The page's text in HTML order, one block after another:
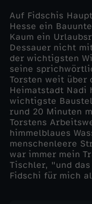
a
u
f
d
e
n
Auf Fidschis
Hesse ein
Kaum ein
Dessauer nicht
der wichtigsten
seine
Torsten weit über
Heimatstadt Nadi
wichtigste
rund 20 Minuten
Torstens
himmelblaues
menschenleere
war immer mein
Tischler, "und
Fidschi für mich